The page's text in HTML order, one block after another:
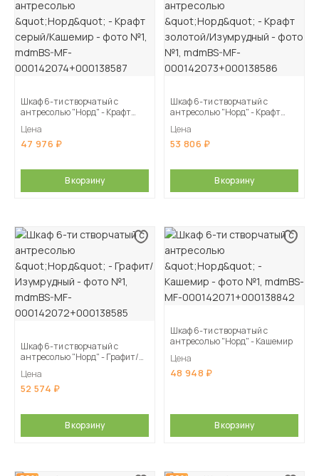
Шкаф 6-ти створчатый с
антресолью "Норд" - Крафт
Цена
47 976
В корзину
Шкаф 6-ти створчатый с
антресолью "Норд" - Крафт
Цена
53 806
В корзину
Шкаф 6-ти створчатый с
антресолью "Норд" - Графит/
Цена
52 574
В корзину
Шкаф 6-ти створчатый с
антресолью "Норд" - Кашемир
Цена
48 948
В корзину